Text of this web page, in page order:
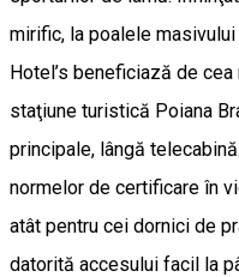
mirific, la poalele
Hotel’s beneficiază de
staţiune turistică Poiana
principale, lângă
normelor de certificare în
atât pentru cei dornici de
datorită accesului facil la